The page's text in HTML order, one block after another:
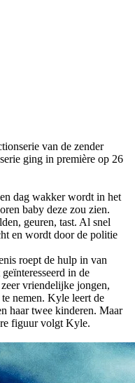
van de zender
ging in première op 26
dag wakker wordt in het
baby deze zou zien.
geuren, tast. Al snel
en wordt door de politie
roept de hulp in van
in de
vriendelijke jongen,
nemen. Kyle leert de
haar twee kinderen. Maar
figuur volgt Kyle.